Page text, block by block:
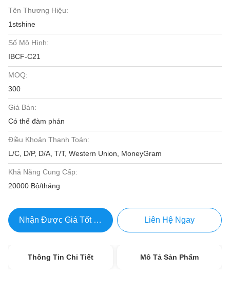
Tên Thương Hiệu:
1stshine
Số Mô Hình:
IBCF-C21
MOQ:
300
Giá Bán:
Có thể đàm phán
Điều Khoản Thanh Toán:
L/C, D/P, D/A, T/T, Western Union, MoneyGram
Khả Năng Cung Cấp:
20000 Bộ/tháng
Nhận Được Giá Tốt Nhất Liên Hệ Ngay
Thông Tin Chi Tiết Mô Tả Sản Phẩm